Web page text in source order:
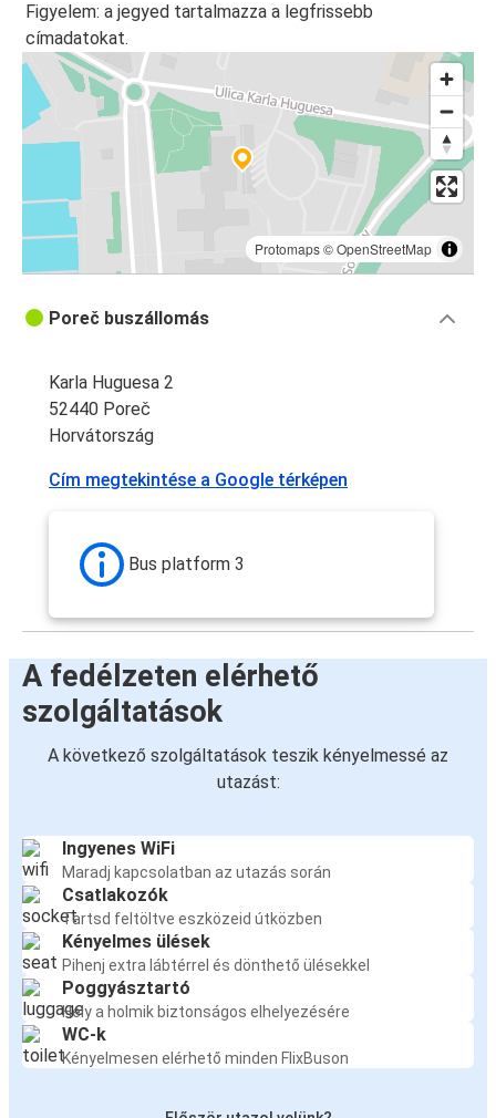
Figyelem: a jegyed tartalmazza a legfrissebb
címadatokat.
Protomaps©OpenStreetMap
Poreč buszállomás
Karla Huguesa 2
52440 Poreč
Horvátország
Cím megtekintése a Google térképen
Bus platform 3
A fedélzeten elérhető
szolgáltatások
A következő szolgáltatások teszik kényelmessé az
utazást:
Ingyenes WiFi
Maradj kapcsolatban az utazás során
Csatlakozók
Tartsd feltöltve eszközeid útközben
Kényelmes ülések
Pihenj extra lábtérrel és dönthető ülésekkel
Poggyásztartó
Hely a holmik biztonságos elhelyezésére
WC-k
Kényelmesen elérhető minden FlixBuson